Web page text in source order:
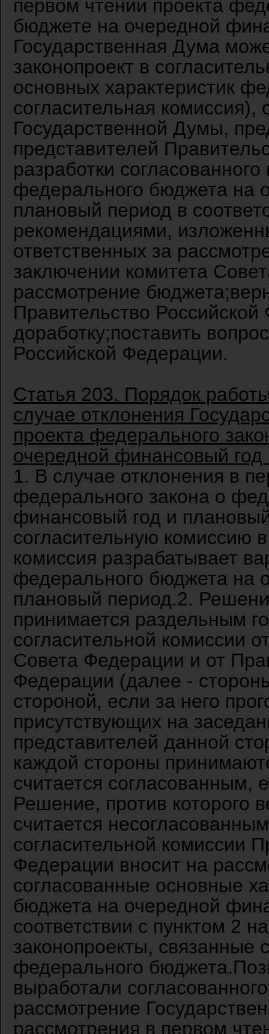
первом чтении проекта
бюджете на очередной
Государственная Дума
законопроект в
основных характеристик
согласительная
Государственной Думы,
представителей
разработки
федерального бюджета на
плановый период в
рекомендациями,
ответственных за
заключении комитета
рассмотрение
Правительство
доработку;поставить
Российской Федерации.
Статья 203. Порядок
случае отклонения
проекта федерального
очередной финансовый
1. В случае отклонения в
федерального закона о
финансовый год и
согласительную комиссию
комиссия разрабатывает
федерального бюджета на
плановый период.2.
принимается раздельным
согласительной комиссии
Совета Федерации и от
Федерации (далее -
стороной, если за него
присутствующих на
представителей данной
каждой стороны
считается согласованным,
Решение, против которого
считается
согласительной комиссии
Федерации вносит на
согласованные основные
бюджета на очередной
соответствии с пунктом 2
законопроекты, связанные
федерального
выработали
рассмотрение
рассмотрения в первом